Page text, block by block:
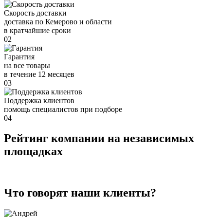
Скорость доставки
доставка по Кемерово и области
в кратчайшие сроки
02
Гарантия
на все товары
в течение 12 месяцев
03
Поддержка клиентов
помощь специалистов при подборе
04
Рейтинг компании на независимых
площадках
Что говорят наши клиенты?